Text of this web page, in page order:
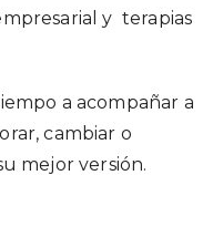
y terapias
a acompañar a
cambiar o
mejor versión.